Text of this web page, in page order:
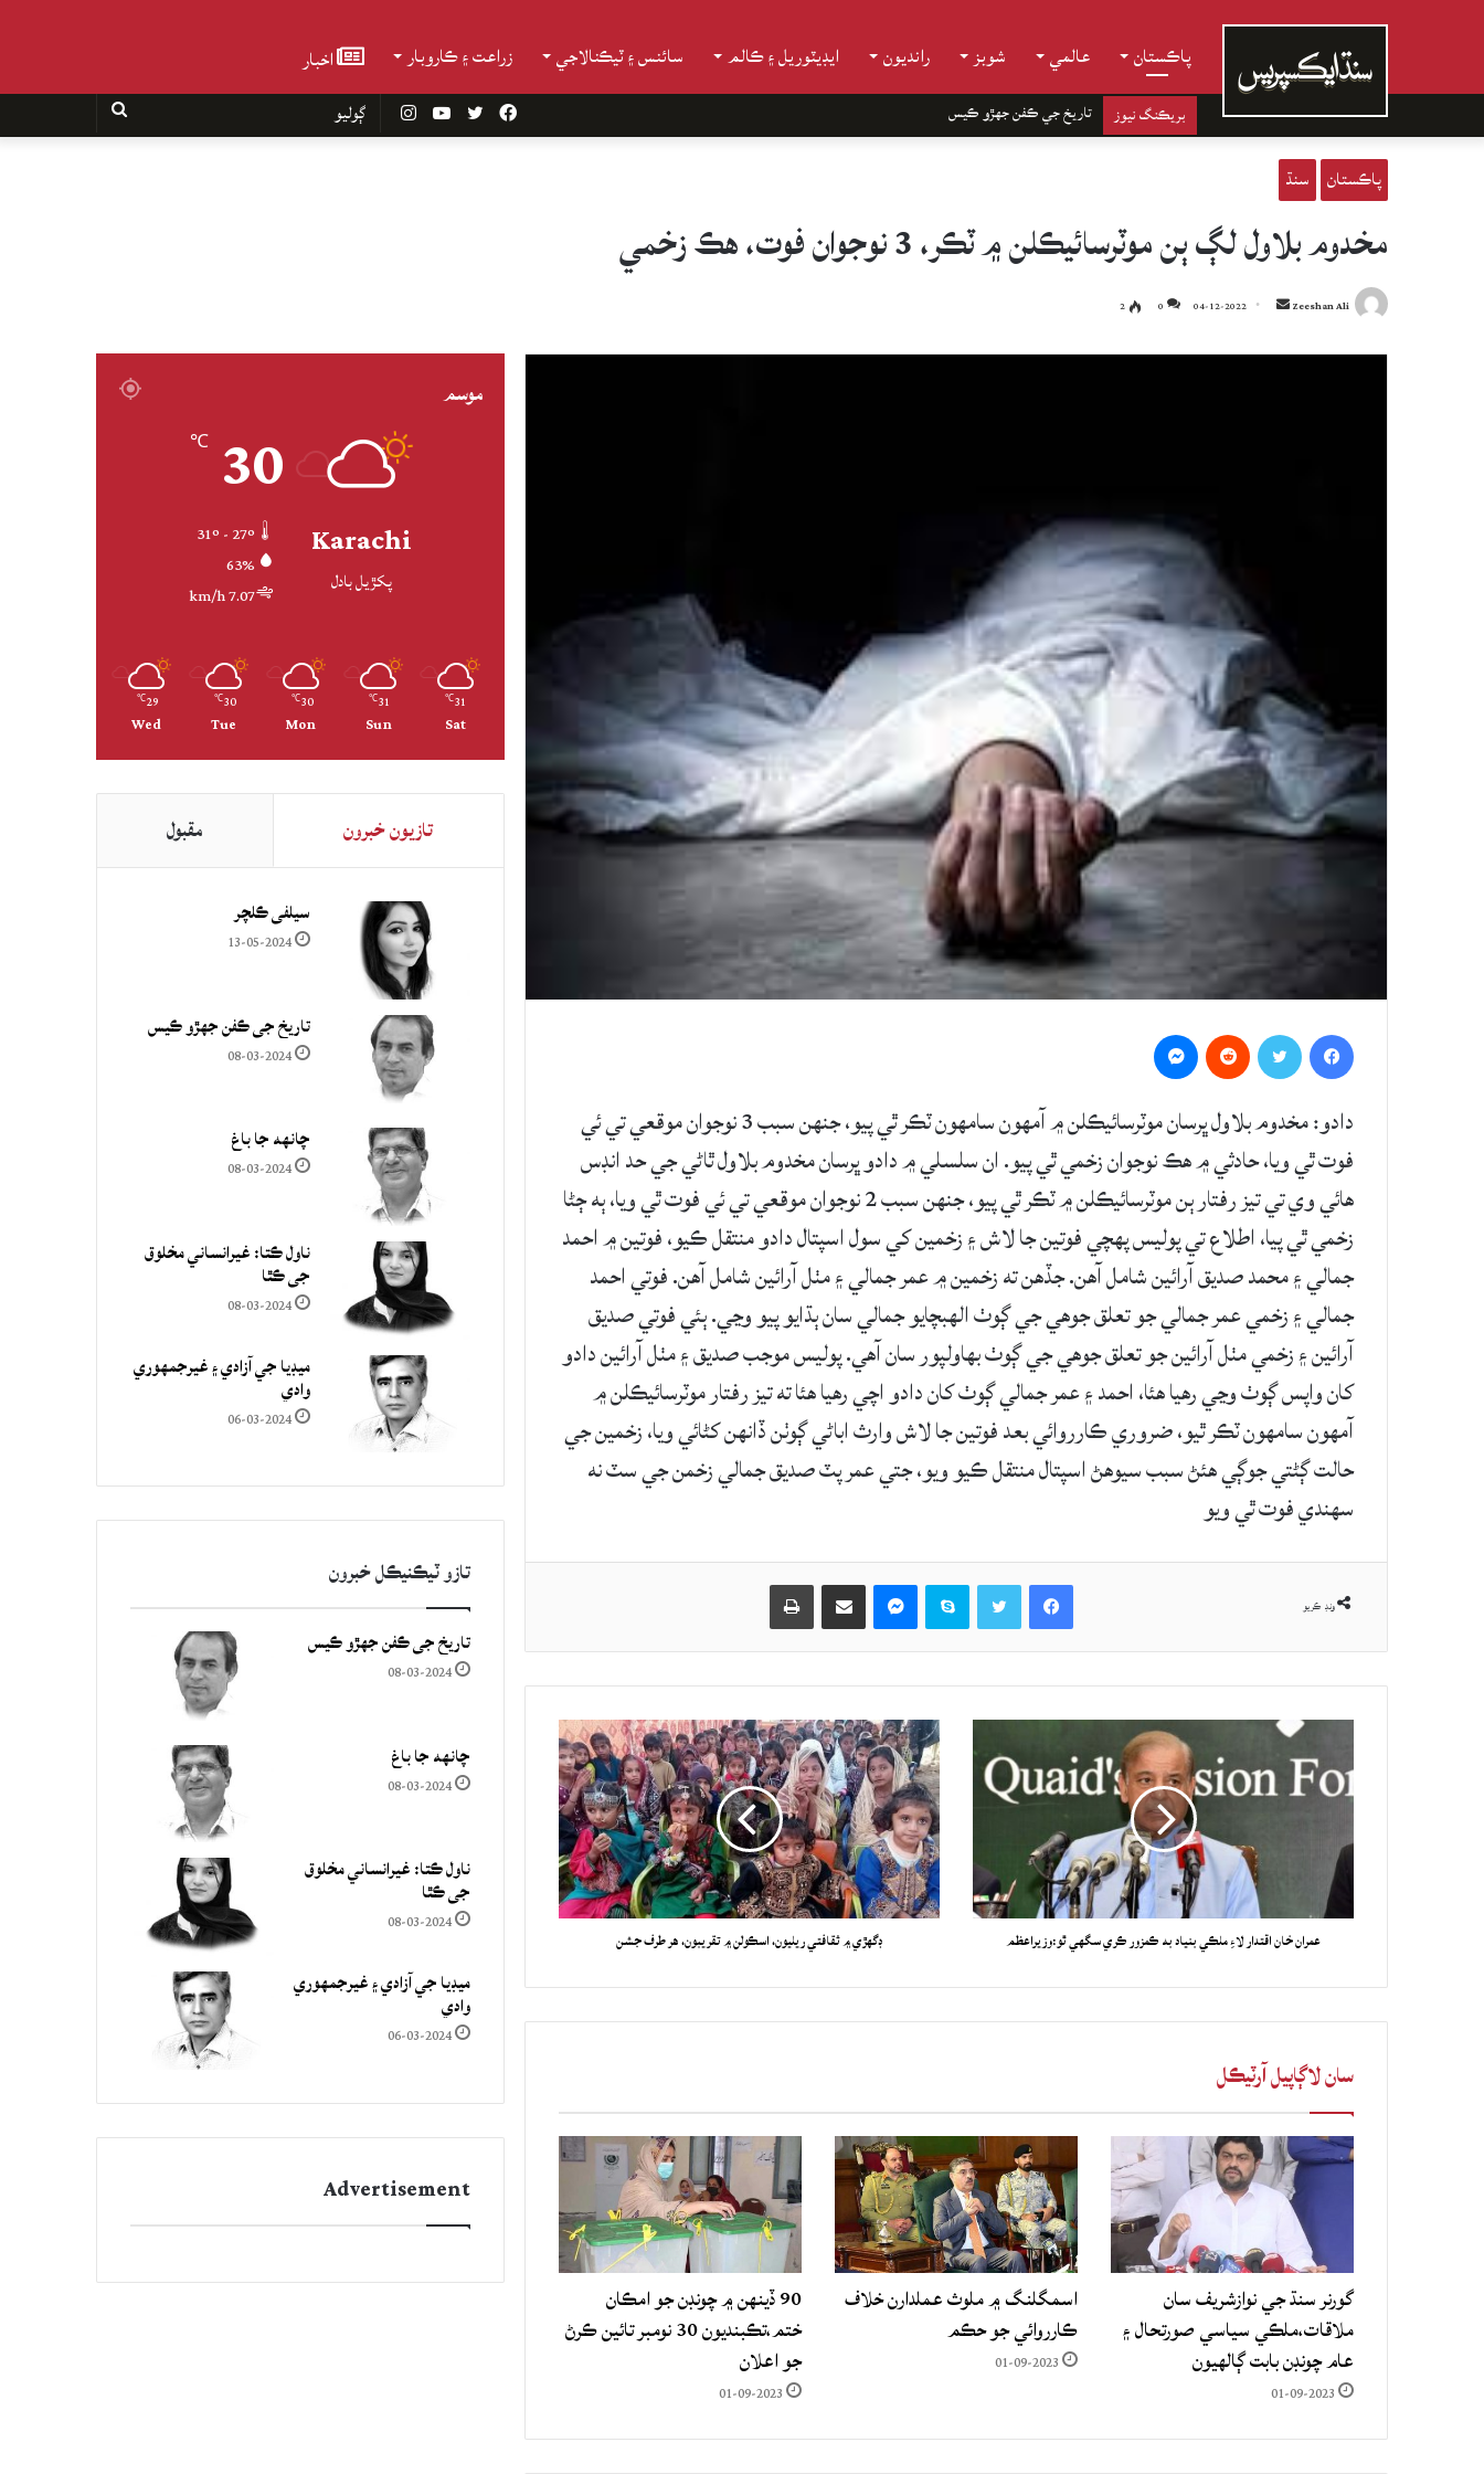
پاڪستان عالمي شوبز رانديون ايڊيٽوريل ۽ ڪالم سائنس ۽ ٽيڪنالاجي زراعت ۽ ڪاروبار اخبار
بريڪنگ نيوز تاريخ جي ڪفن جھڙو ڪيس InstagramYouTube Twitter
Facebook
پاڪستان سنڌ
مخدوم بلاول لڳ ٻن موٽرسائيڪلن ۾ ٽڪر، 3 نوجوان فوت، هڪ زخمي
Zeeshan Ali
Send
email
04-12-2022
0
2
دادو: مخدوم بلاول ڀرسان موٽرسائيڪلن ۾ آمهون سامهون ٽڪر ٿي پيو، جنهن سبب 3 نوجوان موقعي تي ئي
فوت ٿي ويا، حادثي ۾ هڪ نوجوان زخمي ٿي پيو. ان سلسلي ۾ دادو ڀرسان مخدوم بلاول ٿاڻي جي حد انڊس
هائي وي تي تيز رفتار ٻن موٽرسائيڪلن ۾ ٽڪر ٿي پيو، جنهن سبب 2 نوجوان موقعي تي ئي فوت ٿي ويا، ٻه ڄڻا
زخمي ٿي پيا، اطلاع تي پوليس پهچي فوتين جا لاش ۽ زخمين کي سول اسپتال دادو منتقل ڪيو، فوتين ۾ احمد
جمالي ۽ محمد صديق آرائين شامل آهن. جڏهن ته زخمين ۾ عمر جمالي ۽ مٺل آرائين شامل آهن. فوتي احمد
جمالي ۽ زخمي عمر جمالي جو تعلق جوهي جي ڳوٺ الهبچايو جمالي سان ٻڌايو پيو وڃي. ٻئي فوتي صديق
آرائين ۽ زخمي مٺل آرائين جو تعلق جوهي جي ڳوٺ بهاولپور سان آهي. پوليس موجب صديق ۽ مٺل آرائين دادو
کان واپس ڳوٺ وڃي رهيا هئا، احمد ۽ عمر جمالي ڳوٺ کان دادو اچي رهيا هئا ته تيز رفتار موٽرسائيڪلن ۾
آمهون سامهون ٽڪر ٿيو، ضروري ڪارروائي بعد فوتين جا لاش وارث اباڻي ڳوٺن ڏانهن کڻائي ويا، زخمين جي
حالت ڳڻتي جوڳي هئڻ سبب سيوهڻ اسپتال منتقل ڪيو ويو، جتي عمر پٽ صديق جمالي زخمن جي سٽ نه
سهندي فوت ٿي ويو
ونڊ ڪريو
Facebook
Skype حصيداري ڪريو اي ميل ذريعي
عمران خان اقتدار لاءِ ملڪي بنياد به ڪمزور ڪري سگهي ٿو:وزيراعظم ڊگهڙي ۾ ثقافتي ريليون، اسڪولن ۾ تقريبون، هر طرف جشن
سان لاڳاپيل آرٽيڪل
گورنر سنڌ جي نوازشريف سان
ملاقات،ملڪي سياسي صورتحال ۽
عام چونڊن بابت ڳالهيون
01-09-2023
اسمگلنگ ۾ ملوث عملدارن خلاف
ڪارروائي جو حڪم
01-09-2023
90 ڏينهن ۾ چونڊن جو امڪان
ختم،تڪبنديون 30 نومبر تائين ڪرڻ
جو اعلان
01-09-2023
موسم
Karachi
پکڙيل بادل
30
℃
63%
7.07 km/h
31
℃
Sat
31
℃
Sun
30
℃
Mon
30
℃
Tue
29
℃
Wed
تازيون خبرون مقبول
سيلفي ڪلچر
13-05-2024
تاريخ جي ڪفن جھڙو ڪيس
08-03-2024
چانهه جا باغ
08-03-2024
ناول ڪتا: غيرانساني مخلوق
جي ڪٿا
08-03-2024
ميڊيا جي آزادي ۽ غيرجمھوري
وادي
06-03-2024
تازو ٽيڪنيڪل خبرون
تاريخ جي ڪفن جھڙو ڪيس
08-03-2024
چانهه جا باغ
08-03-2024
ناول ڪتا: غيرانساني مخلوق
جي ڪٿا
08-03-2024
ميڊيا جي آزادي ۽ غيرجمھوري
وادي
06-03-2024
Advertisement